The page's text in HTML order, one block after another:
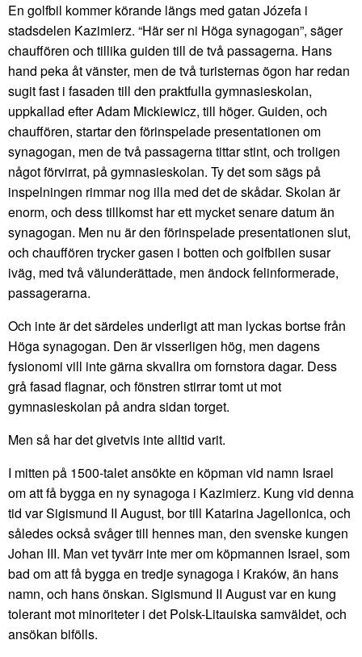
En golfbil kommer körande längs med gatan Józefa i
stadsdelen Kazimierz. “Här ser ni Höga synagogan”, säger
chauffören och tillika guiden till de två passagerna. Hans
hand peka åt vänster, men de två turisternas ögon har redan
sugit fast i fasaden till den praktfulla gymnasieskolan,
uppkallad efter Adam Mickiewicz, till höger. Guiden, och
chauffören, startar den förinspelade presentationen om
synagogan, men de två passagerna tittar stint, och troligen
något förvirrat, på gymnasieskolan. Ty det som sägs på
inspelningen rimmar nog illa med det de skådar. Skolan är
enorm, och dess tillkomst har ett mycket senare datum än
synagogan. Men nu är den förinspelade presentationen slut,
och chauffören trycker gasen i botten och golfbilen susar
iväg, med två välunderättade, men ändock felinformerade,
passagerarna.
Och inte är det särdeles underligt att man lyckas bortse från
Höga synagogan. Den är visserligen hög, men dagens
fysionomi vill inte gärna skvallra om fornstora dagar. Dess
grå fasad flagnar, och fönstren stirrar tomt ut mot
gymnasieskolan på andra sidan torget.
Men så har det givetvis inte alltid varit.
I mitten på 1500-talet ansökte en köpman vid namn Israel
om att få bygga en ny synagoga i Kazimierz. Kung vid denna
tid var Sigismund II August, bor till Katarina Jagellonica, och
således också svåger till hennes man, den svenske kungen
Johan III. Man vet tyvärr inte mer om köpmannen Israel, som
bad om att få bygga en tredje synagoga i Kraków, än hans
namn, och hans önskan. Sigismund II August var en kung
tolerant mot minoriteter i det Polsk-Litauiska samväldet, och
ansökan bifölls.